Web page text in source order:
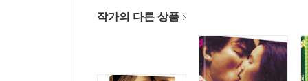
작가의 다른 상품